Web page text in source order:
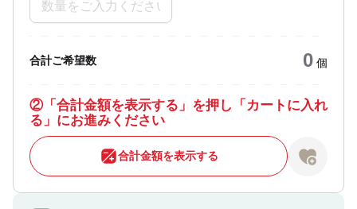
合計ご希望数 0 個
②「合計金額を表示する」を押し「カートに入れ
る」にお進みください
合計金額を表示する